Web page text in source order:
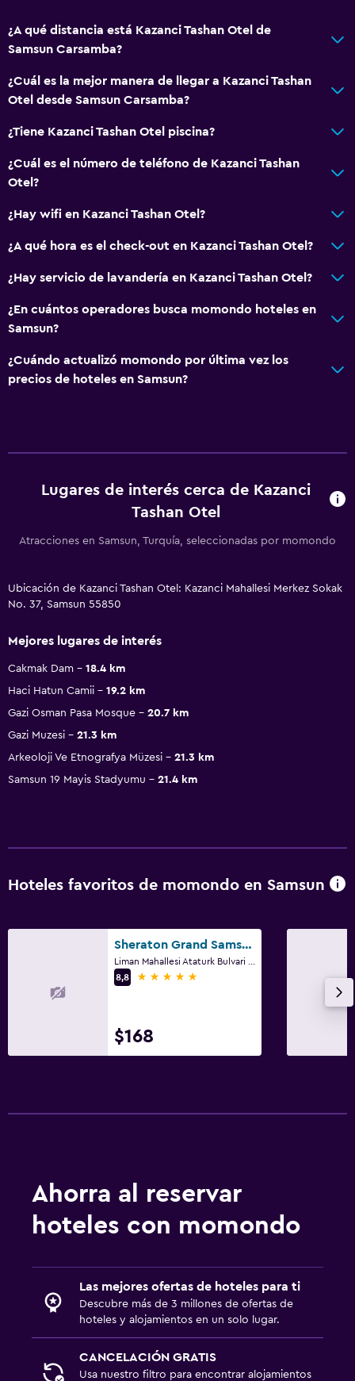
¿A qué distancia está Kazanci Tashan Otel de
Samsun Carsamba?
¿Cuál es la mejor manera de llegar a Kazanci Tashan
Otel desde Samsun Carsamba?
¿Tiene Kazanci Tashan Otel piscina?
¿Cuál es el número de teléfono de Kazanci Tashan
Otel?
¿Hay wifi en Kazanci Tashan Otel?
¿A qué hora es el check-out en Kazanci Tashan Otel?
¿Hay servicio de lavandería en Kazanci Tashan Otel?
¿En cuántos operadores busca momondo hoteles en
Samsun?
¿Cuándo actualizó momondo por última vez los
precios de hoteles en Samsun?
Lugares de interés cerca de Kazanci
Tashan Otel
Atracciones en Samsun, Turquía, seleccionadas por momondo
Ubicación de Kazanci Tashan Otel: Kazanci Mahallesi Merkez Sokak
No. 37, Samsun 55850
Mejores lugares de interés
Cakmak Dam
18.4 km
Haci Hatun Camii
19.2 km
Gazi Osman Pasa Mosque
20.7 km
Gazi Muzesi
21.3 km
Arkeoloji Ve Etnografya Müzesi
21.3 km
Samsun 19 Mayis Stadyumu
21.4 km
Hoteles favoritos de momondo en Samsun
Sheraton Grand Samsun Hotel
8,8
5 estrellas
$168
Ahorra al reservar
hoteles con momondo
Las mejores ofertas de hoteles para ti
Descubre más de 3 millones de ofertas de
hoteles y alojamientos en un solo lugar.
CANCELACIÓN GRATIS
Usa nuestro filtro para encontrar alojamientos